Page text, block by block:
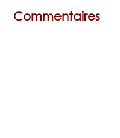
Commentaires